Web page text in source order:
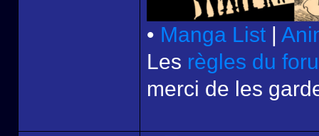
• Manga List |
Les règles du
merci de les